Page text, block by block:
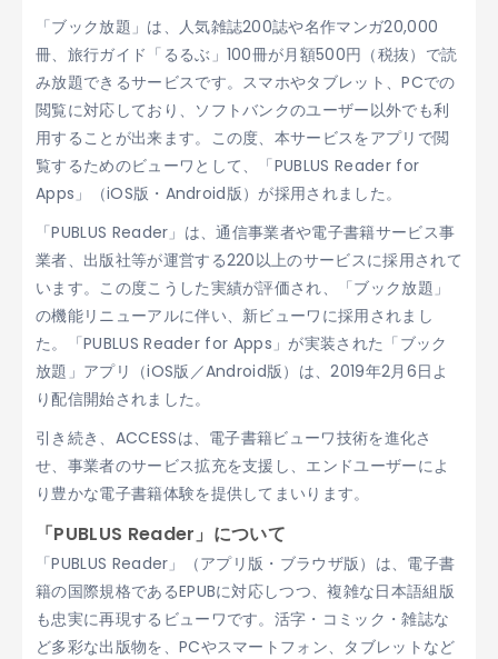
「ブック放題」は、人気雑誌200誌や名作マンガ20,000
冊、旅行ガイド「るるぶ」100冊が月額500円（税抜）で読
み放題できるサービスです。スマホやタブレット、PCでの
閲覧に対応しており、ソフトバンクのユーザー以外でも利
用することが出来ます。この度、本サービスをアプリで閲
覧するためのビューワとして、「PUBLUS Reader for
Apps」（iOS版・Android版）が採用されました。
「PUBLUS Reader」は、通信事業者や電子書籍サービス事
業者、出版社等が運営する220以上のサービスに採用されて
います。この度こうした実績が評価され、「ブック放題」
の機能リニューアルに伴い、新ビューワに採用されまし
た。「PUBLUS Reader for Apps」が実装された「ブック
放題」アプリ（iOS版／Android版）は、2019年2月6日よ
り配信開始されました。
引き続き、ACCESSは、電子書籍ビューワ技術を進化さ
せ、事業者のサービス拡充を支援し、エンドユーザーによ
り豊かな電子書籍体験を提供してまいります。
「PUBLUS Reader」について
「PUBLUS Reader」（アプリ版・ブラウザ版）は、電子書
籍の国際規格であるEPUBに対応しつつ、複雑な日本語組版
も忠実に再現するビューワです。活字・コミック・雑誌な
ど多彩な出版物を、PCやスマートフォン、タブレットなど